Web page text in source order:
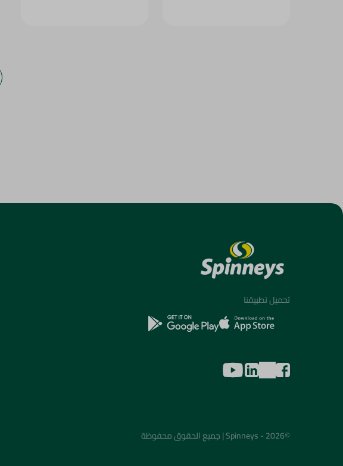
تحميل تطبيقنا
©2026 - Spinneys | جميع الحقوق محفوظة